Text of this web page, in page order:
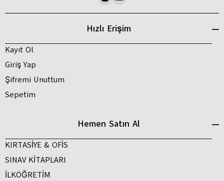
Hızlı Erişim
Kayıt Ol
Giriş Yap
Şifremi Unuttum
Sepetim
Hemen Satın Al
KIRTASİYE & OFİS
SINAV KİTAPLARI
İLKÖĞRETİM